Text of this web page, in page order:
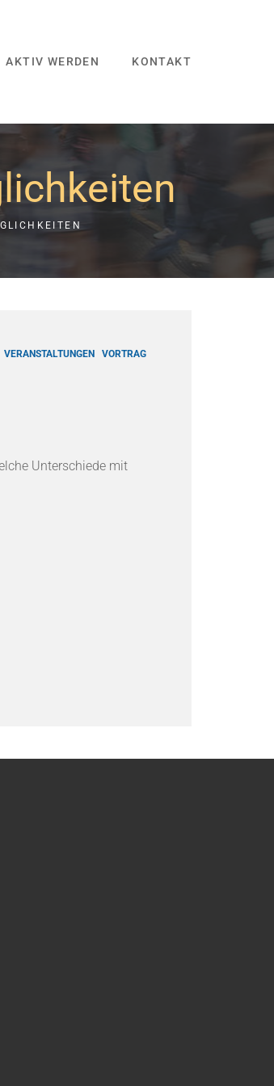
AKTIV WERDEN KONTAKT
VERANSTALTUNGEN VORTRAG
Unterschiede mit